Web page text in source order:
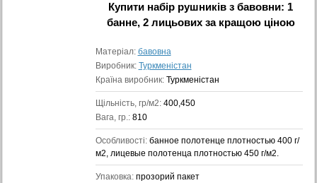
Купити набір рушників з бавовни: 1
банне, 2 лицьовихза кращою ціною
Матеріал: бавовна
Виробник: Туркменістан
Країна виробник: Туркменістан
Щільність, гр/м2: 400,450
Вага, гр.: 810
Особливості: банное полотенце плотностью 400 г/
м2, лицевые полотенца плотностью 450 г/м2.
Упаковка: прозорий пакет